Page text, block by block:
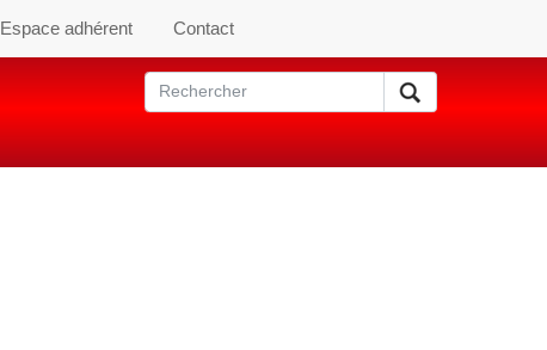
Espace adhérent Contact